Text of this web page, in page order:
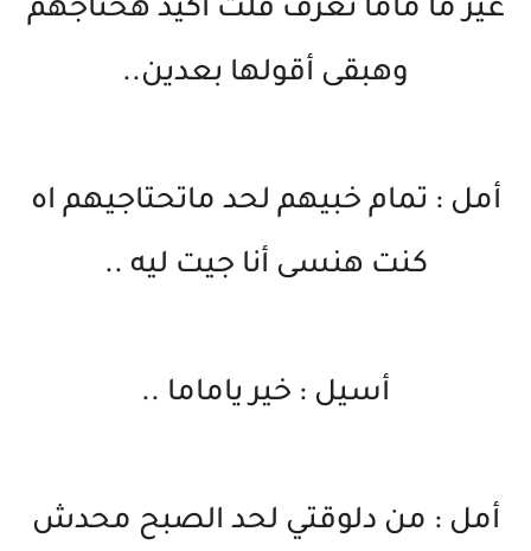
غير ما ماما تعرف قلت أكيد هحتاجهم
وهبقى أقولها بعدين..
أمل : تمام خبيهم لحد ماتحتاجيهم اه
كنت هنسى أنا جيت ليه ..
أسيل : خير ياماما ..
أمل : من دلوقتي لحد الصبح محدش